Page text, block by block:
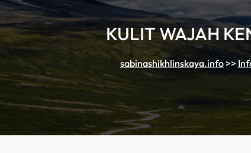
KULIT WAJAH
sabinashikhlinskaya.info>>